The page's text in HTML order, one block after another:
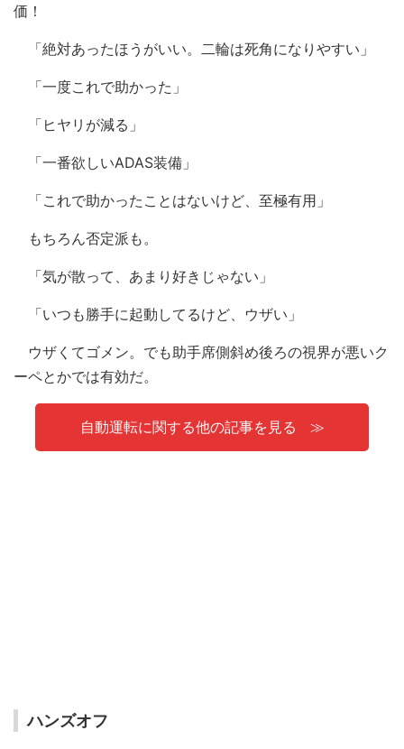
価！
「絶対あったほうがいい。二輪は死角になりやすい」
「一度これで助かった」
「ヒヤリが減る」
「一番欲しいADAS装備」
「これで助かったことはないけど、至極有用」
もちろん否定派も。
「気が散って、あまり好きじゃない」
「いつも勝手に起動してるけど、ウザい」
ウザくてゴメン。でも助手席側斜め後ろの視界が悪いク
ーペとかでは有効だ。
自動運転に関する他の記事を見る
ハンズオフ